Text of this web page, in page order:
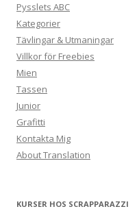
Pysslets ABC
Kategorier
Tävlingar & Utmaningar
Villkor för Freebies
Mien
Tassen
Junior
Grafitti
Kontakta Mig
About Translation
KURSER HOS SCRAPPARAZZI